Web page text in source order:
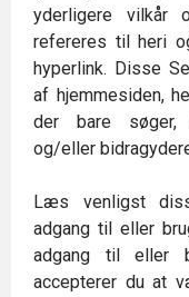
yderligere vilkår
refereres til heri
hyperlink. Disse
af hjemmesiden,
der bare søger,
og/eller
Læs venligst
adgang til eller
adgang til eller
accepterer du at